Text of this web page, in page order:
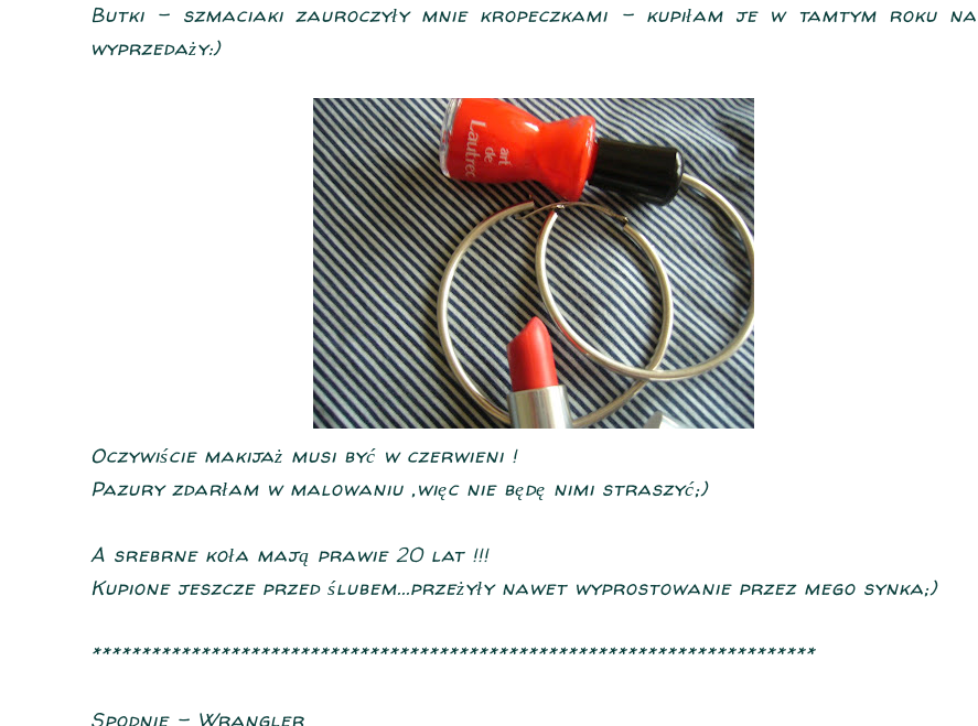
Butki - szmaciaki zauroczyły mnie kropeczkami - kupiłam je w tamtym roku na
wyprzedaży:)
Oczywiście makijaż musi być w czerwieni !
Pazury zdarłam w malowaniu ,więc nie będę nimi straszyć;)
A srebrne koła mają prawie 20 lat !!!
Kupione jeszcze przed ślubem...przeżyły nawet wyprostowanie przez mego synka;)
*************************************************************************
Spodnie - Wrangler